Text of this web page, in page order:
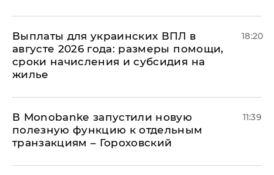
Выплаты для украинских ВПЛ в
августе 2026 года: размеры помощи,
сроки начисления и субсидия на
жилье
18:20
В Мonobankе запустили новую
полезную функцию к отдельным
транзакциям – Гороховский
11:39